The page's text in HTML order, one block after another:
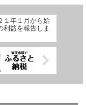
１年１月から始
利益を報告しま